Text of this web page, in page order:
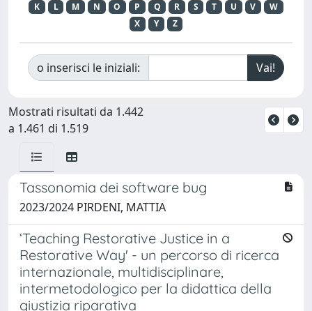
K
L M N O P Q R S T U V
W
X
Y Z
o inserisci le iniziali:
Mostrati risultati da 1.442
a 1.461 di 1.519
Tassonomia dei software bug
2023/2024 PIRDENI, MATTIA
‘Teaching Restorative Justice in a
Restorative Way' - un percorso di ricerca
internazionale, multidisciplinare,
intermetodologico per la didattica della
giustizia riparativa